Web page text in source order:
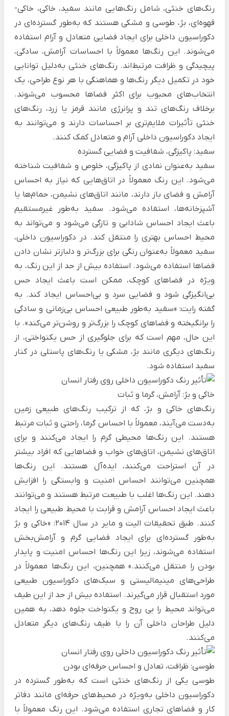
رنگ‌های خنثی، شامل رنگ‌هایی مانند سفید، خاکی، خاکی-
قهوه‌ای، بژ، طوسی و مشکی هستند که به‌طور گسترده‌ای در
دکوراسیون داخلی برای ایجاد فضایی متعادل و آرام استفاده
می‌شوند. این رنگ‌ها معمولاً با احساسات آرامش، سادگی،
پیچیدگی و ظرافت مرتبط‌اند. رنگ‌های خنثی به‌دلیل توانایی
خود در تکمیل دیگر رنگ‌ها و هماهنگی با هر نوع طراحی، یک
انتخاب‌های محبوب برای اکثر فضاها محسوب می‌شوند.
برخلاف رنگ‌های تند و پرانرژی مانند قرمز یا زرد، رنگ‌های
خنثی تأثیرات ملایم‌تری بر احساسات دارند و می‌توانند به
ایجاد دکوراسیون داخلی آرام و متعادل کمک کنند.
سفید: پاکیزگی، شفافیت و فضایی گسترده
سفید به‌عنوان نمادی از پاکیزگی، خلوص و شفافیت شناخته
می‌شود. این رنگ معمولاً در اتاق‌هایی که نیاز به احساس
آرامش و فضای باز دارند، مانند اتاق‌های نشیمن، حمام‌ها یا
آشپزخانه‌ها، استفاده می‌شود. سفید به‌طور غیرمستقیم
باعث ایجاد احساس شادابی و تازگی می‌شود و می‌تواند به
محیط احساس بهتری را منتقل کند. در دکوراسیون داخلی،
سفید معمولاً به‌عنوان رنگی برای بزرگ‌تر و دلبازتر نشان دادن
فضاها استفاده می‌شود. استفاده بیش از حد از این رنگ، به
ویژه در فضاهای کوچک، ممکن است باعث ایجاد حس
بی‌انگیزگی شود و فضایی سرد و بی‌احساس ایجاد کند. به
گفته رایت: «سفید به‌طور طبیعی احساس بی‌زمانی و سادگی
را برانگیخته و فضاهای کوچک را بزرگ‌تر و روشن‌تر می‌کند». با
این حال، مهم است که برای جلوگیری از حس یکنواختی، از
رنگ‌های دیگری مانند بژ، مشکی یا رنگ‌های پاستلی در کنار
سفید استفاده شود.
خاکی و بژ: آرامش، گرما و ثبات
رنگ‌های خاکی و بژ، که از ترکیب رنگ‌های طبیعی زمین
به‌دست می‌آیند، معمولاً با احساس گرما، راحتی و ثبات مرتبط
هستند. این رنگ‌ها محیطی گرم را ایجاد می‌کنند و برای
اتاق‌های نشیمن، اتاق‌های خواب و فضاهایی که افراد بیشتر
در آن استراحت می‌کنند، ایده‌آل هستند. این رنگ‌ها
همچنین می‌توانند احساس امنیت و وابستگی را افزایش
دهند. این رنگ‌ها اغلب با طبیعت مرتبط هستند و می‌توانند
باعث ایجاد احساس آرامش و قرابت با محیط طبیعی را ایجاد
کنند. طبق تحقیقات الیت و مایر در سال 2014: «خاکی و بژ
به‌طور گسترده‌ای برای ایجاد فضایی گرم و آرامش‌بخش
استفاده می‌شوند، زیرا این رنگ‌ها احساس امنیت و پایدار
بودن را منتقل می‌کنند.» همچنین، این رنگ‌ها معمولاً در
طراحی‌های مینیمالیستی و سبک‌های دکوراسیون طبیعی
مورد استقبال قرار می‌گیرند. استفاده بیش از حد از این طیف
می‌تواند محیط را بی روح و یکنواخت جلوه دهد، به همین
دلیل طراحان داخلی آن را با طیف رنگ‌های دیگر متعادل
می‌کنند.
طوسی: ظرافت، تعادل و احساس حرفه‌ای بودن
طوسی یکی از رنگ‌های خنثی است که به‌طور گسترده در
دکوراسیون داخلی به‌ویژه در محیط‌های حرفه‌ای مانند دفاتر
کار و فضاهای تجاری استفاده می‌شود. این رنگ معمولاً با